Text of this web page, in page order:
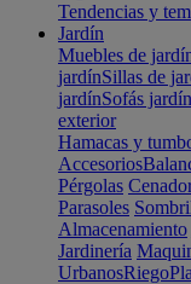
Tendencias y
Jardín
Muebles de
jardínSillas de
jardínSofás jardín
exterior
Hamacas y
Accesorios
Pérgolas
Parasoles
Almacenamiento
Jardinería
UrbanosRiego